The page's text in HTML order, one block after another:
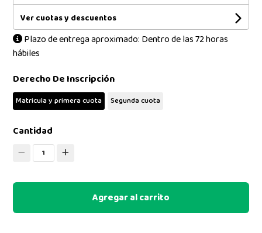
Ver cuotas y descuentos
Plazo de entrega aproximado: Dentro de las 72 horas
hábiles
Derecho De Inscripción
Matricula y primera cuota Segunda cuota
Cantidad
1
Agregar al carrito